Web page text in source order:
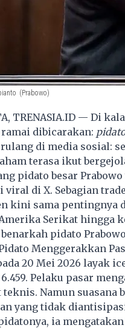
(Prabowo)
TRENASIA.ID — Di
ramai dibicarakan:
di media sosial:
terasa ikut
pidato besar
viral di X. Sebagian
kini sama pentingnya
Serikat hingga
pidato
Menggerakkan
20 Mei 2026 layak
Pelaku pasar
Namun suasana
yang tidak
ia